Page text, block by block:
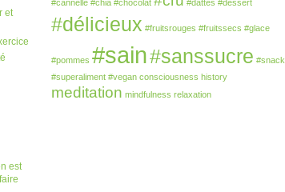
et
est
#cannelle #chia #chocolat #dattes #dessert
#délicieux #fruitsrouges #fruitssecs #glace
#pommes #sain#sanssucre #snack
#superaliment #vegan consciousness history
meditation mindfulness relaxation